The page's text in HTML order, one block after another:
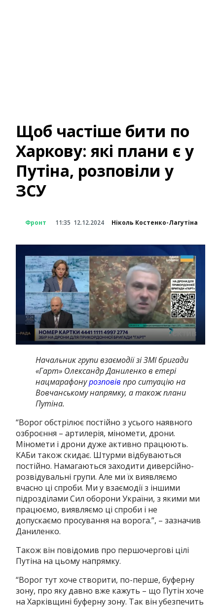
Щоб частіше бити по
Харкову: які плани є у
Путіна, розповіли у
ЗСУ
Фронт 11:35 12.12.2024 Ніколь Костенко-Лагутіна
Начальник групи взаємодії зі ЗМІ бригади
«Гарт» Олександр Даниленко в етері
нацмарафонурозповів про ситуацію на
Вовчанському напрямку, а також плани
Путіна.
“Ворог обстрілює постійно з усього наявного
озброєння – артилерія, міномети, дрони.
Міномети і дрони дуже активно працюють.
КАБи також скидає. Штурми відбуваються
постійно. Намагаються заходити диверсійно-
розвідувальні групи. Але ми їх виявляємо
вчасно ці спроби. Ми у взаємодії з іншими
підрозділами Сил оборони України, з якими ми
працюємо, виявляємо ці спроби і не
допускаємо просування на ворога.”, – зазначив
Даниленко.
Також він повідомив про першочергові цілі
Путіна на цьому напрямку.
“Ворог тут хоче створити, по-перше, буферну
зону, про яку давно вже кажуть – що Путін хоче
на Харківщині буферну зону. Так він убезпечить